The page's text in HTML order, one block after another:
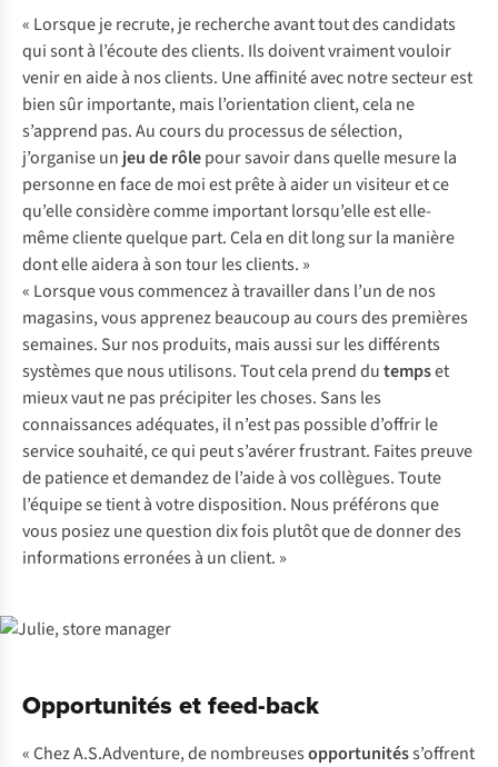
« Lorsque je recrute, je recherche avant tout des candidats
qui sont à l’écoute des clients. Ils doivent vraiment vouloir
venir en aide à nos clients. Une affinité avec notre secteur est
bien sûr importante, mais l’orientation client, cela ne
s’apprend pas. Au cours du processus de sélection,
j’organise un jeu de rôlepour savoir dans quelle mesure la
personne en face de moi est prête à aider un visiteur et ce
qu’elle considère comme important lorsqu’elle est elle-
même cliente quelque part. Cela en dit long sur la manière
dont elle aidera à son tour les clients. »
« Lorsque vous commencez à travailler dans l’un de nos
magasins, vous apprenez beaucoup au cours des premières
semaines. Sur nos produits, mais aussi sur les différents
systèmes que nous utilisons. Tout cela prend dutempset
mieux vaut ne pas précipiter les choses. Sans les
connaissances adéquates, il n’est pas possible d’offrir le
service souhaité, ce qui peut s’avérer frustrant. Faites preuve
de patience et demandez de l’aide à vos collègues. Toute
l’équipe se tient à votre disposition. Nous préférons que
vous posiez une question dix fois plutôt que de donner des
informations erronées à un client. »
Opportunités et feed-back
« Chez A.S.Adventure, de nombreusesopportunitéss’offrent